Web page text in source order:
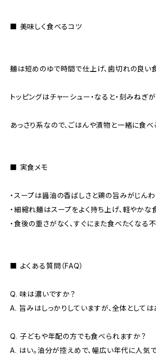
■ 美味しく食べるコツ
麺は短めのゆで時間で仕上げ、歯切れの良い
トッピングはチャーシュー・なると・刻みねぎ
あっさり系なので、ごはんや漬物と一緒に食
■ 実食メモ
・スープは醤油の香ばしさと鶏の旨みがじん
・細縮れ麺はスープをよく持ち上げ、軽やかな
・食後の重さがなく、すぐにまた食べたくなる
■ よくある質問（FAQ）
Q. 味は濃いですか？
A. 旨みはしっかりしていますが、全体としては
Q. 子どもや年配の方でも食べられますか？
A. はい。油分が控えめで、幅広い年代に人気で